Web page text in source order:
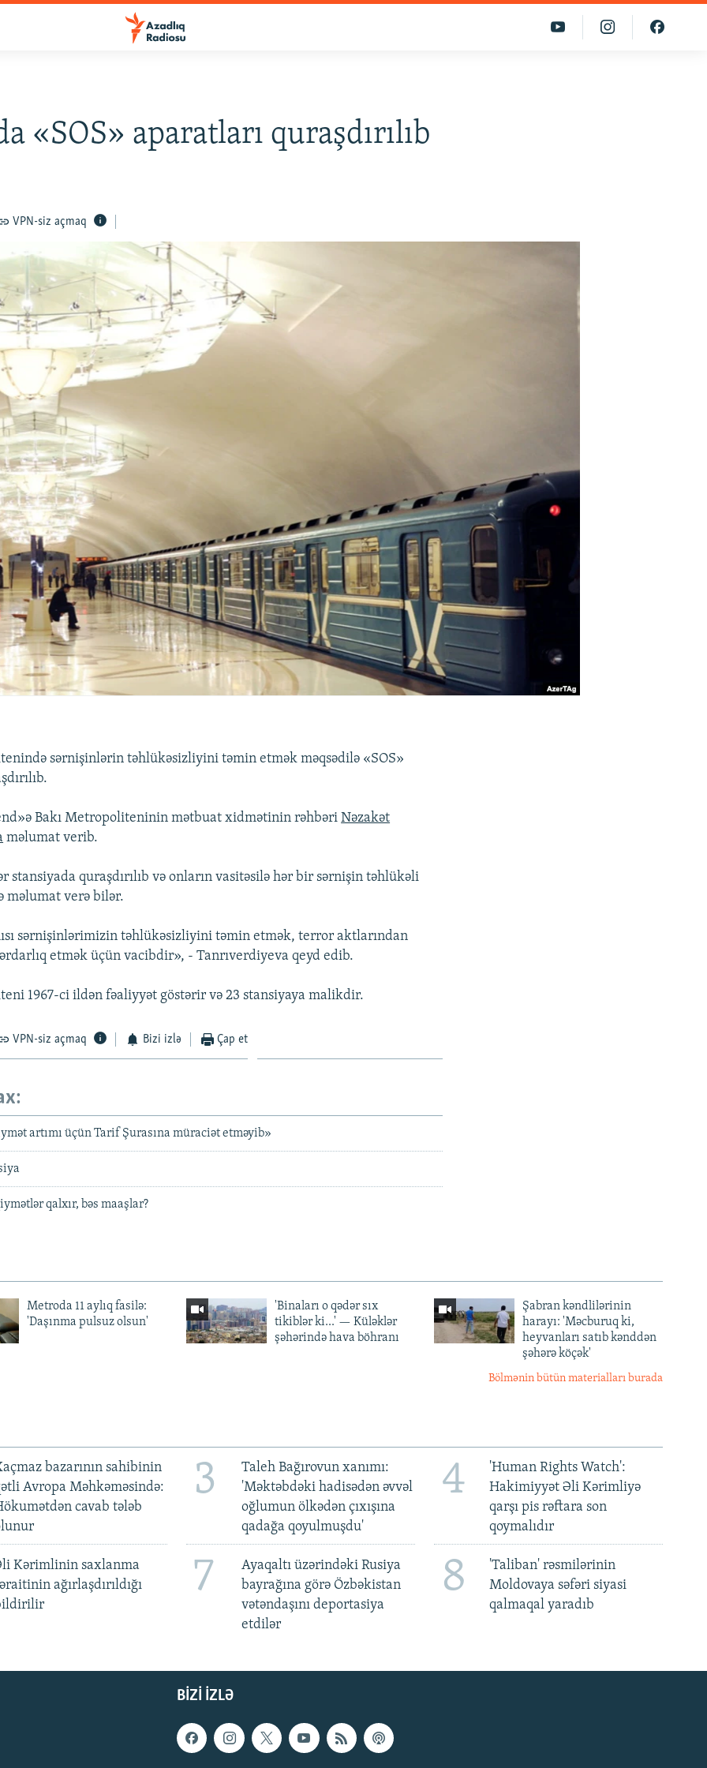
«SOS» aparatları quraşdırılıb
VPN-siz açmaq
sərnişinlərin təhlükəsizliyini təmin etmək məqsədilə «SOS»
Bakı Metropoliteninin mətbuat xidmətinin rəhbəriNəzakət
məlumat verib.
stansiyada quraşdırılıb və onların vasitəsilə hər bir sərnişin təhlükəli
məlumat verə bilər.
sərnişinlərimizin təhlükəsizliyini təmin etmək, terror aktlarından
etmək üçün vacibdir», - Tanrıverdiyeva qeyd edib.
1967-ci ildən fəaliyyət göstərir və 23 stansiyaya malikdir.
VPN-siz açmaq Bizi izlə Çap et
artımı üçün Tarif Şurasına müraciət etməyib»
qalxır, bəs maaşlar?
Metroda 11 aylıq fasilə:
'Daşınma pulsuz olsun'
'Binaları o qədər sıx
tikiblər ki...' — Küləklər
şəhərində hava böhranı
Şabran kəndlilərinin
harayı: 'Məcburuq ki,
heyvanları satıb kənddən
şəhərə köçək'
Bölmənin bütün materialları burada
bazarının sahibinin
Avropa Məhkəməsində:
cavab tələb
3
Taleh Bağırovun xanımı:
'Məktəbdəki hadisədən əvvəl
oğlumun ölkədən çıxışına
qadağa qoyulmuşdu'
4
'Human Rights Watch':
Hakimiyyət Əli Kərimliyə
qarşı pis rəftara son
qoymalıdır
Kərimlinin saxlanma
ağırlaşdırıldığı
7
Ayaqaltı üzərindəki Rusiya
bayrağına görə Özbəkistan
vətəndaşını deportasiya
etdilər
8
'Taliban' rəsmilərinin
Moldovaya səfəri siyasi
qalmaqal yaradıb
BIZI IZLƏ